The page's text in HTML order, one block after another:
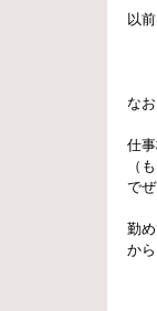
以
な
仕
（
で
勤
か